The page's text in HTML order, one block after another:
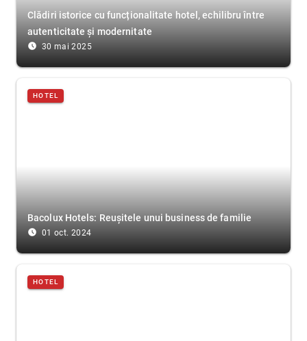
Clădiri istorice cu funcționalitate hotel, echilibru între
autenticitate și modernitate
access_time_filled 30 mai 2025
HOTEL
Bacolux Hotels: Reușitele unui business de familie
access_time_filled 01 oct. 2024
HOTEL